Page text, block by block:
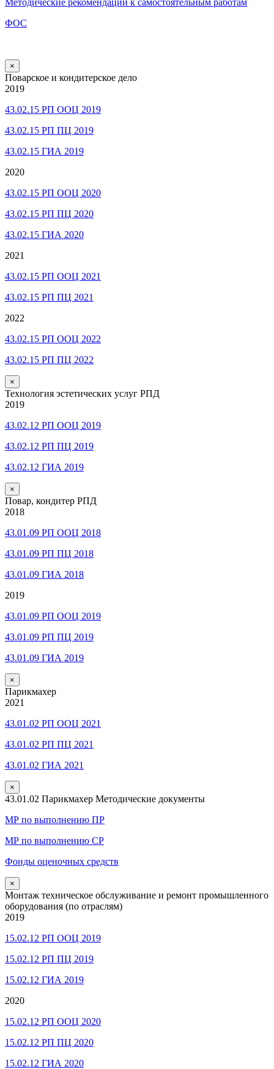
ФОС
×
Поварское и кондитерское дело
2019
43.02.15 РП ООЦ 2019
43.02.15 РП ПЦ 2019
43.02.15 ГИА 2019
2020
43.02.15 РП ООЦ 2020
43.02.15 РП ПЦ 2020
43.02.15 ГИА 2020
2021
43.02.15 РП ООЦ 2021
43.02.15 РП ПЦ 2021
2022
43.02.15 РП ООЦ 2022
43.02.15 РП ПЦ 2022
×
Технология эстетических услуг РПД
2019
43.02.12 РП ООЦ 2019
43.02.12 РП ПЦ 2019
43.02.12 ГИА 2019
×
Повар, кондитер РПД
2018
43.01.09 РП ООЦ 2018
43.01.09 РП ПЦ 2018
43.01.09 ГИА 2018
2019
43.01.09 РП ООЦ 2019
43.01.09 РП ПЦ 2019
43.01.09 ГИА 2019
×
Парикмахер
2021
43.01.02 РП ООЦ 2021
43.01.02 РП ПЦ 2021
43.01.02 ГИА 2021
×
43.01.02 Парикмахер Методические документы
МР по выполнению ПР
МР по выполнению СР
Фонды оценочных средств
×
Монтаж техническое обслуживание и ремонт промышленного
оборудования (по отраслям)
2019
15.02.12 РП ООЦ 2019
15.02.12 РП ПЦ 2019
15.02.12 ГИА 2019
2020
15.02.12 РП ООЦ 2020
15.02.12 РП ПЦ 2020
15.02.12 ГИА 2020